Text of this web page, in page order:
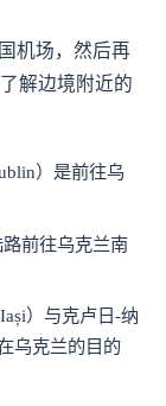
机场，然后再
解边境附近的
）是前往乌
前往乌克兰南
）与克卢日-纳
乌克兰的目的